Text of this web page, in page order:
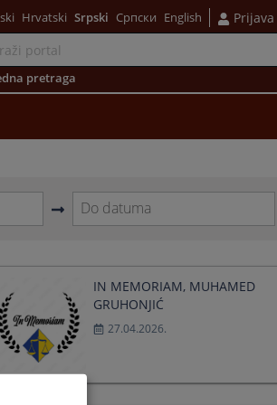
Hrvatski Srpski Српски English Prijava
pretraga
to
interact
with
the
calendar
select
IN MEMORIAM, MUHAMED
GRUHONJIĆ
27.04.2026.